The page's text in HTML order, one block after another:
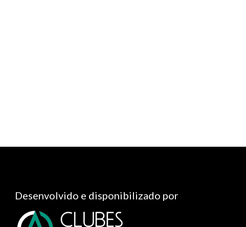
Desenvolvido e disponibilizado por